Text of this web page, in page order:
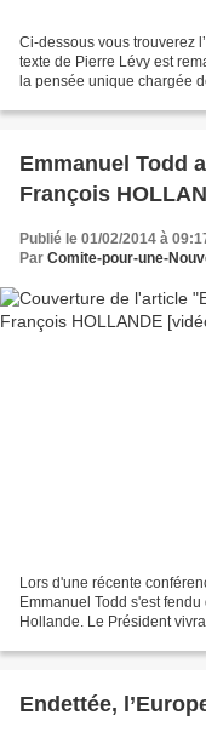
Ci-dessous vous trouverez
texte de Pierre Lévy est
la pensée unique chargée
Emmanuel Todd
François
Publié le 01/02/2014 à
Par Comite-pour-une-
Lors d'une récente
Emmanuel Todd s'est
Hollande. Le Président
Endettée,